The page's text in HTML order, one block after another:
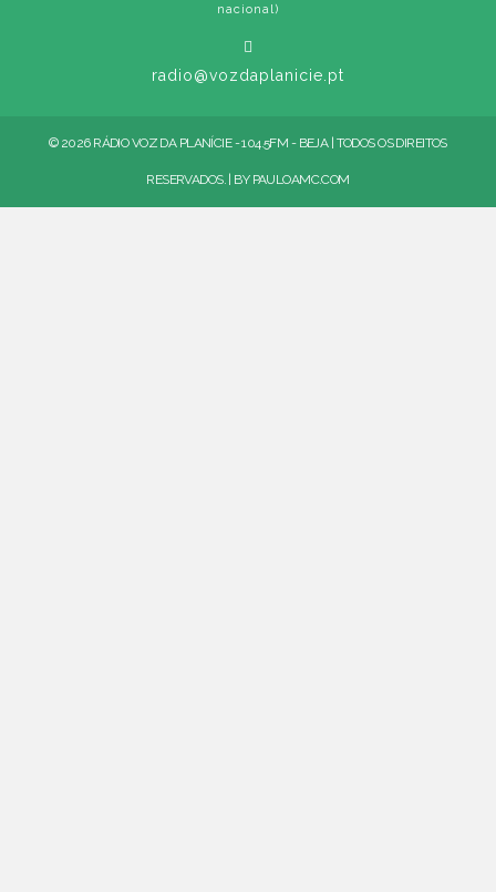
nacional)
radio@vozdaplanicie.pt
© 2026 RÁDIO VOZ DA PLANÍCIE - 104.5FM - BEJA | TODOS OS DIREITOS
RESERVADOS. | BY PAULOAMC.COM